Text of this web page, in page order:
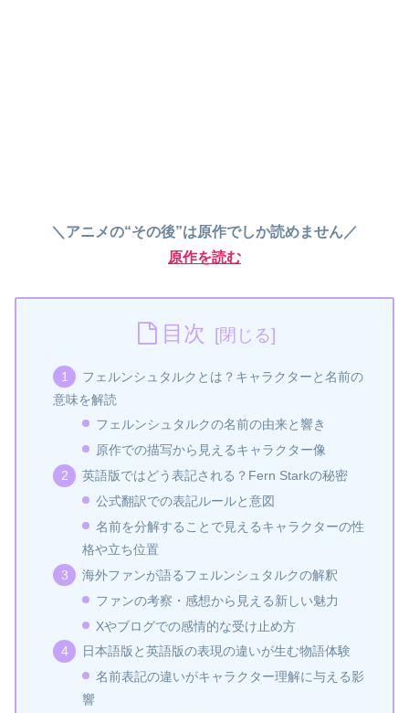
＼アニメの“その後”は原作でしか読めません／
原作を読む
目次
フェルンシュタルクとは？キャラクターと名前の
意味を解読
フェルンシュタルクの名前の由来と響き
原作での描写から見えるキャラクター像
英語版ではどう表記される？Fern Starkの秘密
公式翻訳での表記ルールと意図
名前を分解することで見えるキャラクターの性
格や立ち位置
海外ファンが語るフェルンシュタルクの解釈
ファンの考察・感想から見える新しい魅力
Xやブログでの感情的な受け止め方
日本語版と英語版の表現の違いが生む物語体験
名前表記の違いがキャラクター理解に与える影
響